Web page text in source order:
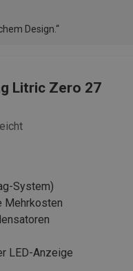
Design.“
Litric Zero 27
System)
Mehrkosten
LED-Anzeige